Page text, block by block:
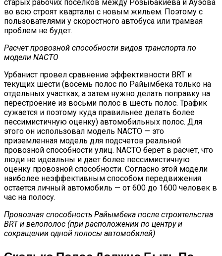
старых рабочих поселков между Розыбакиева и Ауэова
во всю строят кварталы с новым жильем. Поэтому с
пользователями у скоростного автобуса или трамвая
проблем не будет.
Расчет провозной способности видов транспорта по
модели NACTO
Урбанист провел сравнение эффективности BRT и
текущих шести (восемь полос по Райымбека только на
отдельных участках, а затем нужно делать поправку на
перестроение из восьми полос в шесть полос. Трафик
сужается и поэтому куда правильнее делать более
пессимистичную оценку) автомобильных полос. Для
этого он использовал модель NACTO — это
приземленная модель для подсчетов реальной
провозной способности улиц. NACTO берет в расчет, что
люди не идеальны и дает более пессимистичную
оценку провозной способности. Согласно этой модели
наиболее неэффективным способом передвижения
остается личный автомобиль — от 600 до 1600 человек в
час на полосу.
Провозная способность Райымбека после строительства
BRT и велополос (при расположении по центру и
сокращении одной полосы автомобилей)